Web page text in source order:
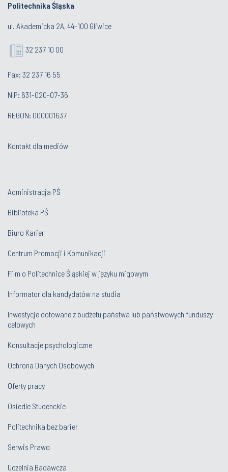
Politechnika Śląska
ul. Akademicka 2A, 44-100 Gliwice
32 237 10 00
Fax: 32 237 16 55
NIP: 631-020-07-36
REGON: 000001637
Kontakt dla mediów
Administracja PŚ
Biblioteka PŚ
Biuro Karier
Centrum Promocji i Komunikacji
Film o Politechnice Śląskiej w języku migowym
Informator dla kandydatów na studia
Inwestycje dotowane z budżetu państwa lub państwowych funduszy
celowych
Konsultacje psychologiczne
Ochrona Danych Osobowych
Oferty pracy
Osiedle Studenckie
Politechnika bez barier
Serwis Prawo
Uczelnia Badawcza